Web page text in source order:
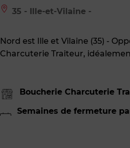
Le
bien
à
:
35
Vilaine
-
35 - Ille-et-Vilaine -
Nord est Ille et Vilaine (35) -
Charcuterie Traiteur,
Boucherie Charcuterie
Semaines de fermeture